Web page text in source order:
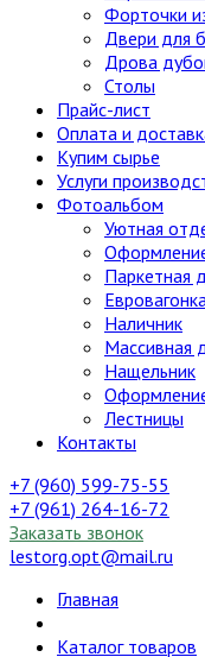
Форточки
Двери для
Дрова
Столы
Прайс-лист
Оплата и
Купим сырье
Услуги
Фотоальбом
Уютная
Паркетная
Наличник
Массивная
Нащельник
Лестницы
Контакты
+7 (960) 599-75-55
+7 (961) 264-16-72
Заказать звонок
lestorg.opt@mail.ru
Главная
Каталог товаров